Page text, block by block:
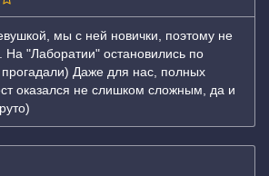
мы с ней новички, поэтому не
На "Лаборатии" остановились по
прогадали) Даже для нас, полных
оказался не слишком сложным, да и